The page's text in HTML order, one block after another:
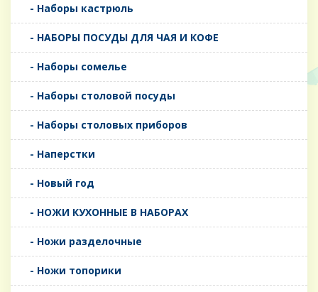
- Наборы кастрюль
- НАБОРЫ ПОСУДЫ ДЛЯ ЧАЯ И КОФЕ
- Наборы сомелье
- Наборы столовой посуды
- Наборы столовых приборов
- Наперстки
- Новый год
- НОЖИ КУХОННЫЕ В НАБОРАХ
- Ножи разделочные
- Ножи топорики